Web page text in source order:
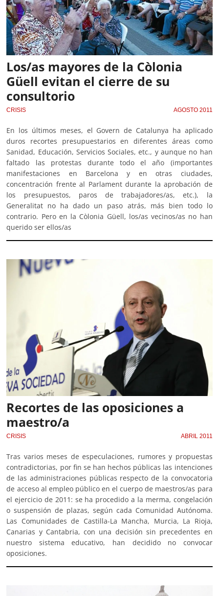
Los/as mayores de la Còlonia
Güell evitan el cierre de su
consultorio
CRISIS AGOSTO 2011
En los últimos meses, el Govern de Catalunya ha aplicado
duros recortes presupuestarios en diferentes áreas como
Sanidad, Educación, Servicios Sociales, etc., y aunque no han
faltado las protestas durante todo el año (importantes
manifestaciones en Barcelona y en otras ciudades,
concentración frente al Parlament durante la aprobación de
los presupuestos, paros de trabajadores/as, etc.), la
Generalitat no ha dado un paso atrás, más bien todo lo
contrario. Pero en la Còlonia Güell, los/as vecinos/as no han
querido ser ellos/as
Recortes de las oposiciones a
maestro/a
CRISIS ABRIL 2011
Tras varios meses de especulaciones, rumores y propuestas
contradictorias, por fin se han hechos públicas las intenciones
de las administraciones públicas respecto de la convocatoria
de acceso al empleo público en el cuerpo de maestros/as para
el ejercicio de 2011: se ha procedido a la merma, congelación
o suspensión de plazas, según cada Comunidad Autónoma.
Las Comunidades de Castilla-La Mancha, Murcia, La Rioja,
Canarias y Cantabria, con una decisión sin precedentes en
nuestro sistema educativo, han decidido no convocar
oposiciones.